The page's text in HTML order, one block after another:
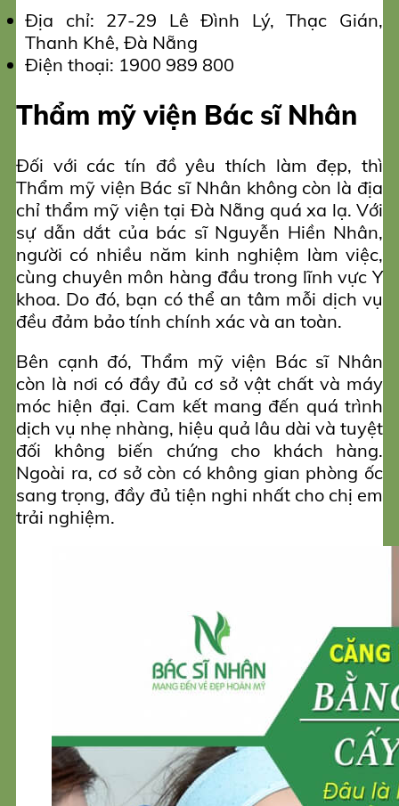
Địa chỉ: 27-29 Lê Đình Lý, Thạc Gián,
Thanh Khê, Đà Nẵng
Điện thoại: 1900 989 800
Thẩm mỹ viện Bác sĩ Nhân
Đối với các tín đồ yêu thích làm đẹp, thì
Thẩm mỹ viện Bác sĩ Nhân không còn là địa
chỉ thẩm mỹ viện tại Đà Nẵng quá xa lạ. Với
sự dẫn dắt của bác sĩ Nguyễn Hiền Nhân,
người có nhiều năm kinh nghiệm làm việc,
cùng chuyên môn hàng đầu trong lĩnh vực Y
khoa. Do đó, bạn có thể an tâm mỗi dịch vụ
đều đảm bảo tính chính xác và an toàn.
Bên cạnh đó, Thẩm mỹ viện Bác sĩ Nhân
còn là nơi có đầy đủ cơ sở vật chất và máy
móc hiện đại. Cam kết mang đến quá trình
dịch vụ nhẹ nhàng, hiệu quả lâu dài và tuyệt
đối không biến chứng cho khách hàng.
Ngoài ra, cơ sở còn có không gian phòng ốc
sang trọng, đầy đủ tiện nghi nhất cho chị em
trải nghiệm.